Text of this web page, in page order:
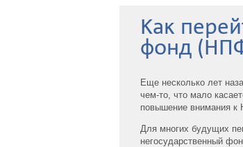
Как
фонд
Еще несколько лет
чем-то, что мало
повышение внимания к
Для многих будущих
негосударственный